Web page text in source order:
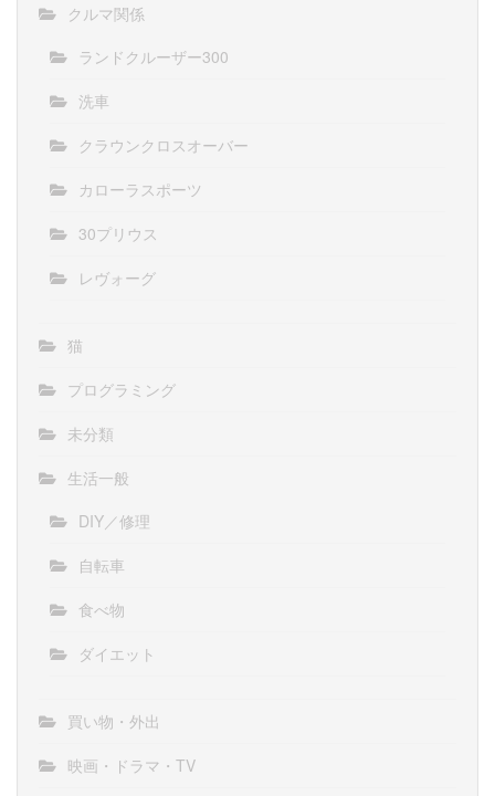
クルマ関係
ランドクルーザー300
洗車
クラウンクロスオーバー
カローラスポーツ
30プリウス
レヴォーグ
猫
プログラミング
未分類
生活一般
DIY／修理
自転車
食べ物
ダイエット
買い物・外出
映画・ドラマ・TV